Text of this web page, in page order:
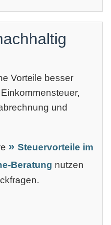
Vorteile besser
und
Steuervorteile im
Beratung nutzen